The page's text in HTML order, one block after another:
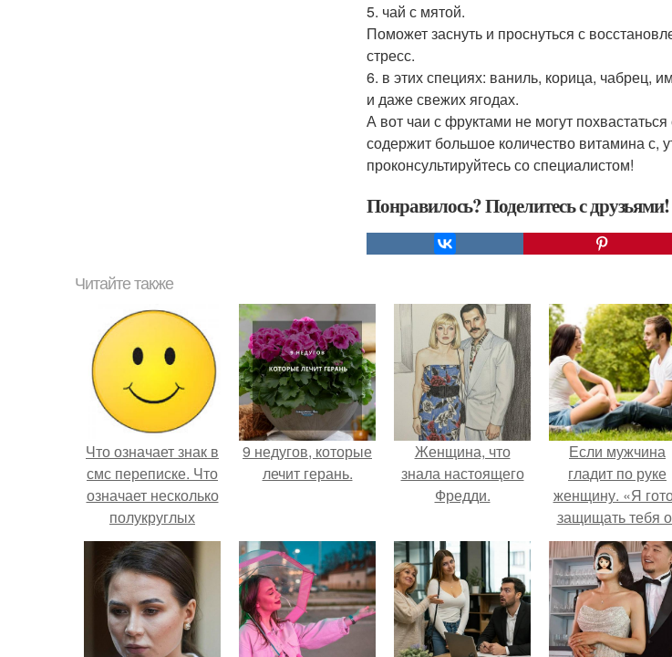
5. чай с мятой.
Поможет заснуть и проснуться с
стресс.
6. в этих специях: ваниль, корица, чабрец,
и даже свежих ягодах.
А вот чаи с фруктами не могут
содержит большое количество витамина с,
проконсультируйтесь со специалистом!
Понравилось? Поделитесь с друзьями!
Читайте также
Что означает знак в
смс переписке. Что
означает несколько
полукруглых
скобочек в конце
предложения?
9 недугов, которые
лечит герань.
Женщина, что
знала настоящего
Фредди.
Если мужчина
гладит по руке
женщину. «Я
защищать тебя
всего мира»